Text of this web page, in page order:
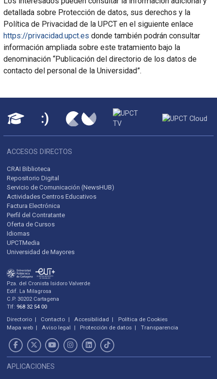
detallada sobre Protección de datos, sus derechos y la
Política de Privacidad de la UPCT en el siguiente enlace
https://privacidad.upct.es donde también podrán consultar
información ampliada sobre este tratamiento bajo la
denominación “Publicación del directorio de los datos de
contacto del personal de la Universidad”.
ACCESOS DIRECTOS
CRAI Biblioteca
Repositorio Digital
Servicio de Comunicación (NewsHUB)
Actividades Centros Educativos
Factura Electrónica
Perfil del Contratante
Oferta de Cursos
Idiomas
UPCTMedia
Universidad de Mayores
Pza. del Cronista Isidoro Valverde
Edif. La Milagrosa
C.P. 30202 Cartagena
Tlf: 968 32 54 00
Directorio Contacto Accesibilidad
Política de Cookies
Mapa web
Aviso legal Protección de datos Transparencia
APLICACIONES